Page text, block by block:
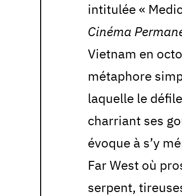
intitulée «
Cinéma
Vietnam en
métaphore
laquelle le
charriant ses
évoque à s’y
Far West où
serpent,